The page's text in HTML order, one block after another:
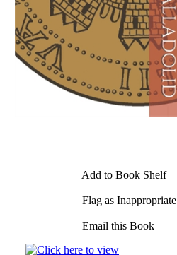
Add to Book Shelf
Flag as Inappropriate
Email this Book